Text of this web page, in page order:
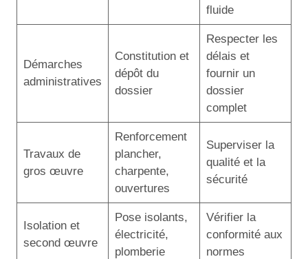
fluide
Démarches
administratives
Constitution et
dépôt du
dossier
Respecter les
délais et
fournir un
dossier
complet
Travaux de
gros œuvre
Renforcement
plancher,
charpente,
ouvertures
Superviser la
qualité et la
sécurité
Isolation et
second œuvre
Pose isolants,
électricité,
plomberie
Vérifier la
conformité aux
normes